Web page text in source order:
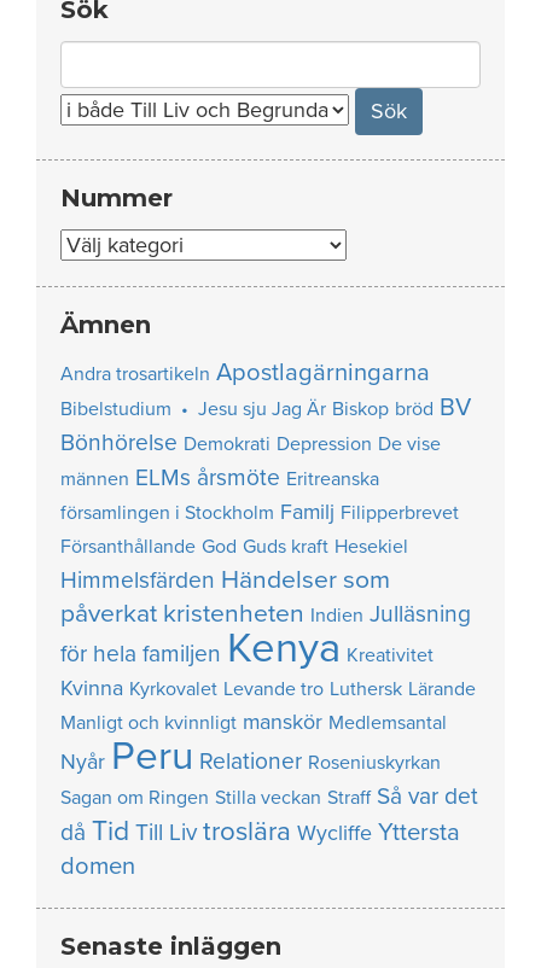
Sök
for:
Nummer
Nummer
Ämnen
Andra trosartikeln Apostlagärningarna
Bibelstudium • Jesu sju Jag Är Biskop bröd BV
Bönhörelse Demokrati Depression De vise
männen ELMs årsmöte Eritreanska
församlingen i Stockholm Familj Filipperbrevet
Försanthållande God Guds kraft Hesekiel
Himmelsfärden Händelser som
påverkat kristenheten Indien Julläsning
för hela familjen Kenya Kreativitet
Kvinna Kyrkovalet Levande tro Luthersk Lärande
Manligt och kvinnligt manskör Medlemsantal
Nyår Peru Relationer Roseniuskyrkan
Sagan om Ringen Stilla veckan Straff Så var det
då Tid Till Liv troslära Wycliffe Yttersta
domen
Senaste inläggen